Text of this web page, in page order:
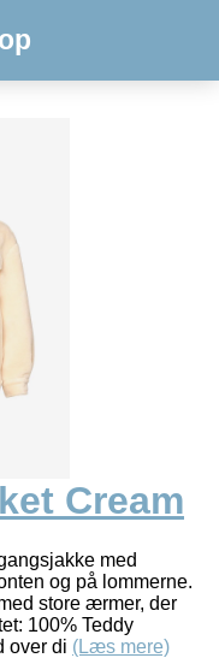
Cream
med
og på lommerne.
store ærmer, der
100% Teddy
over di (Læs mere)